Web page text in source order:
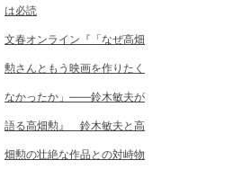
文春オンライン『「なぜ高畑
勲さんともう映画を作りたく
なかったか」――鈴木敏夫が
語る高畑勲』 鈴木敏夫と高
畑勲の壮絶な作品との対峙物